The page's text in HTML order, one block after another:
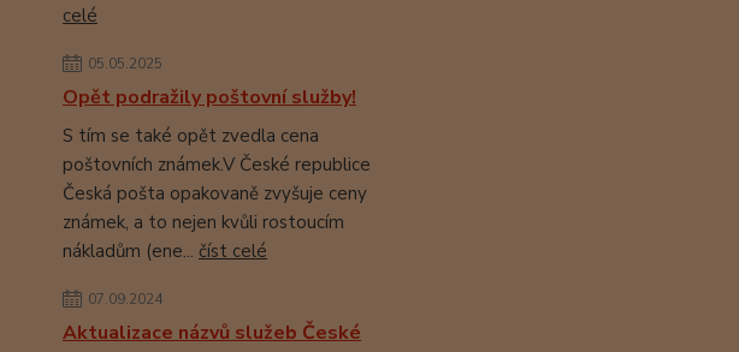
celé
05.05.2025
Opět podražily poštovní služby!
S tím se také opět zvedla cena
poštovních známek.V České republice
Česká pošta opakovaně zvyšuje ceny
známek, a to nejen kvůli rostoucím
nákladům (ene... číst celé
07.09.2024
Aktualizace názvů služeb České